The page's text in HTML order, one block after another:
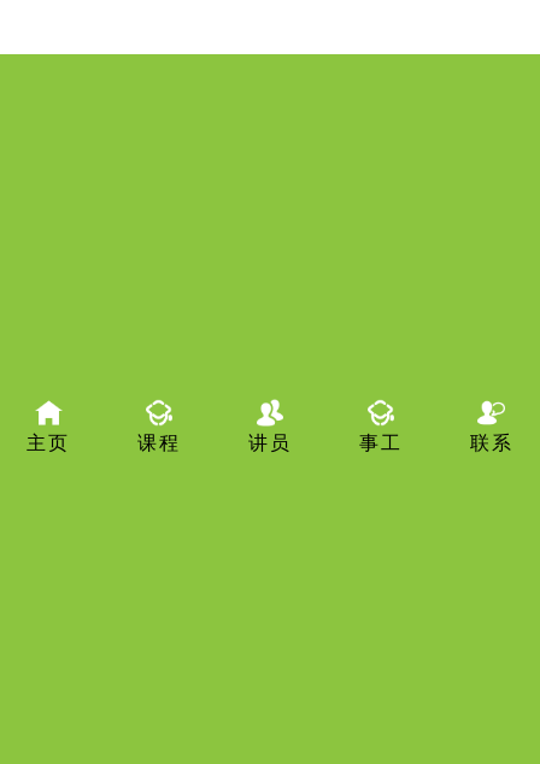
主页 课程 讲员 事工 联系